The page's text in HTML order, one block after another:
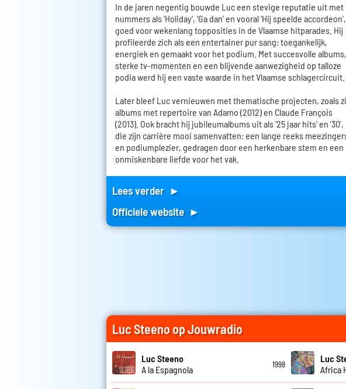
In de jaren negentig bouwde Luc een stevige reputatie uit met
nummers als 'Holiday', 'Ga dan' en vooral 'Hij speelde accordeon',
goed voor wekenlang topposities in de Vlaamse hitparades. Hij
profileerde zich als een entertainer pur sang: toegankelijk,
energiek en gemaakt voor het podium. Met succesvolle albums,
sterke tv-momenten en een blijvende aanwezigheid op talloze
podia werd hij een vaste waarde in het Vlaamse schlagercircuit.
Later bleef Luc vernieuwen met thematische projecten, zoals
albums met repertoire van Adamo (2012) en Claude François
(2013). Ook bracht hij jubileumalbums uit als '25 jaar hits' en '30',
die zijn carrière mooi samenvatten: een lange reeks
en podiumplezier, gedragen door een herkenbare stem en een
onmiskenbare liefde voor het vak.
Lees verder ►
Officiele website ►
Luc Steeno op Jouwradio
Luc Steeno
A la Espagnola
1998
Luc
Africa